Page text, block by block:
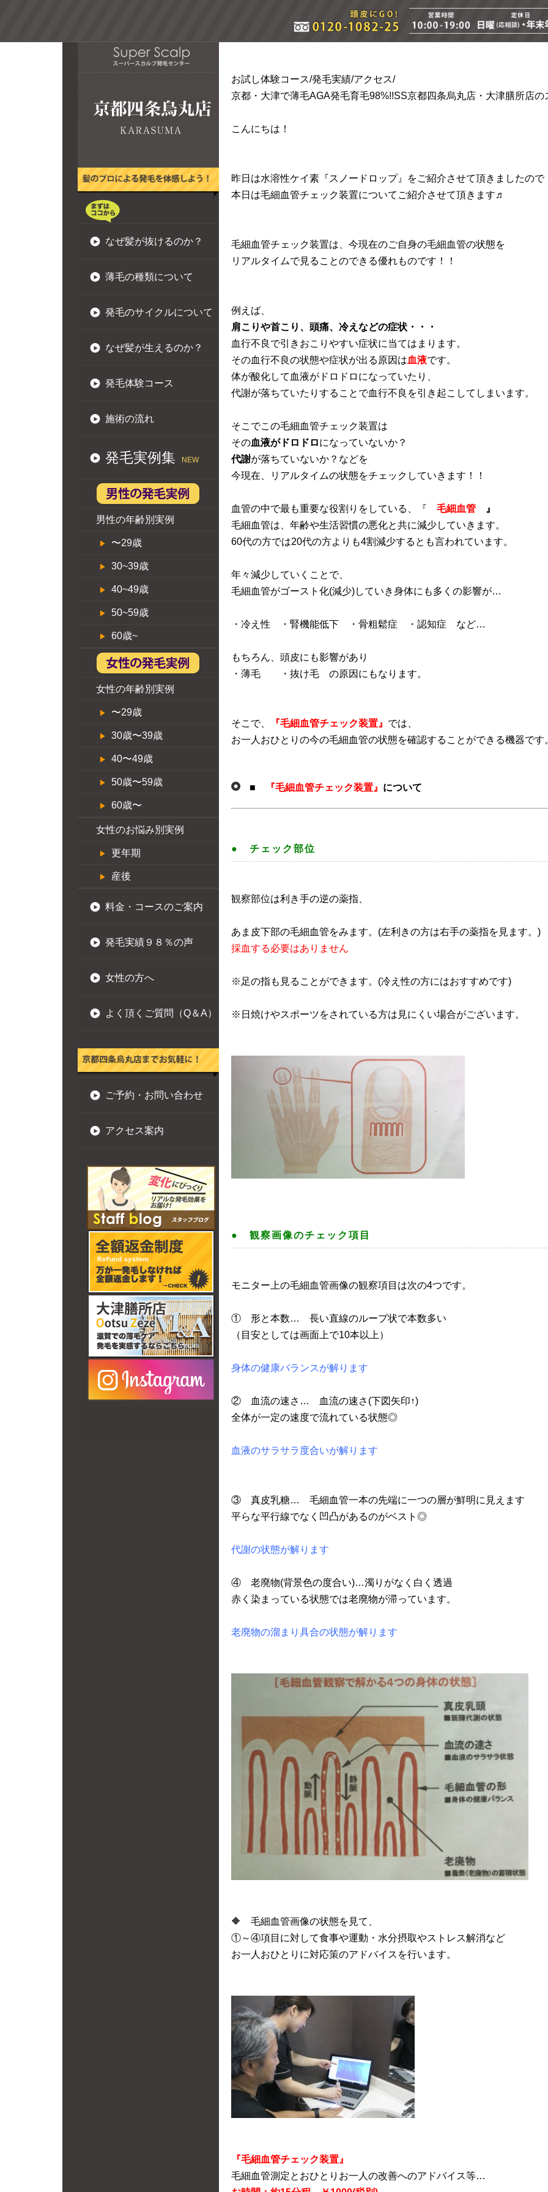
なぜ髪が抜けるのか？
薄毛の種類について
発毛のサイクルについて
なぜ髪が生えるのか？
発毛体験コース
施術の流れ
発毛実例集 NEW
男性の年齢別実例
〜29歳
30~39歳
40~49歳
50~59歳
60歳~
女性の年齢別実例
〜29歳
30歳〜39歳
40〜49歳
50歳〜59歳
60歳〜
女性のお悩み別実例
更年期
産後
料金・コースのご案内
発毛実績９８％の声
女性の方へ
よく頂くご質問（Q＆A）
ご予約・お問い合わせ
アクセス案内
お試し体験コース/発毛実績/アクセス/
京都・大津で薄毛AGA発毛育毛98%!!SS京都四条烏丸店・大津膳所店
こんにちは！
昨日は水溶性ケイ素『スノードロップ』をご紹介させて頂きましたので
本日は毛細血管チェック装置についてご紹介させて頂きます♬
毛細血管チェック装置は、今現在のご自身の毛細血管の状態を
リアルタイムで見ることのできる優れものです！！
例えば、
肩こりや首こり、頭痛、冷えなどの症状・・・
血行不良で引きおこりやすい症状に当てはまります。
その血行不良の状態や症状が出る原因は血液です。
体が酸化して血液がドロドロになっていたり、
代謝が落ちていたりすることで血行不良を引き起こしてしまいます。
そこでこの毛細血管チェック装置は
その血液がドロドロになっていないか？
代謝が落ちていないか？などを
今現在、リアルタイムの状態をチェックしていきます！！
血管の中で最も重要な役割りをしている、『毛細血管
』
毛細血管は、年齢や生活習慣の悪化と共に減少していきます。
60代の方では20代の方よりも4割減少するとも言われています。
年々減少していくことで、
毛細血管がゴースト化(減少)していき身体にも多くの影響が…
・冷え性 ・腎機能低下 ・骨粗鬆症 ・認知症 など…
もちろん、頭皮にも影響があり
・薄毛 ・抜け毛 の原因にもなります。
そこで、 『毛細血管チェック装置』 では、
お一人おひとりの今の毛細血管の状態を確認することができる機器です
■ 『毛細血管チェック装置』 について
● チェック部位
観察部位は利き手の逆の薬指、
あま皮下部の毛細血管をみます。(左利きの方は右手の薬指を見ます。)
採血する必要はありません
※足の指も見ることができます。(冷え性の方にはおすすめです)
※日焼けやスポーツをされている方は見にくい場合がございます。
● 観察画像のチェック項目
モニター上の毛細血管画像の観察項目は次の4つです。
① 形と本数… 長い直線のループ状で本数多い
（目安としては画面上で10本以上）
身体の健康バランスが解ります
② 血流の速さ… 血流の速さ(下図矢印↑)
全体が一定の速度で流れている状態◎
血液のサラサラ度合いが解ります
③ 真皮乳糖… 毛細血管一本の先端に一つの層が鮮明に見えます
平らな平行線でなく凹凸があるのがベスト◎
代謝の状態が解ります
④ 老廃物(背景色の度合い)…濁りがなく白く透過
赤く染まっている状態では老廃物が滞っています。
老廃物の溜まり具合の状態が解ります
🔶 毛細血管画像の状態を見て、
①～④項目に対して食事や運動・水分摂取やストレス解消など
お一人おひとりに対応策のアドバイスを行います。
『毛細血管チェック装置』
毛細血管測定とおひとりお一人の改善へのアドバイス等…